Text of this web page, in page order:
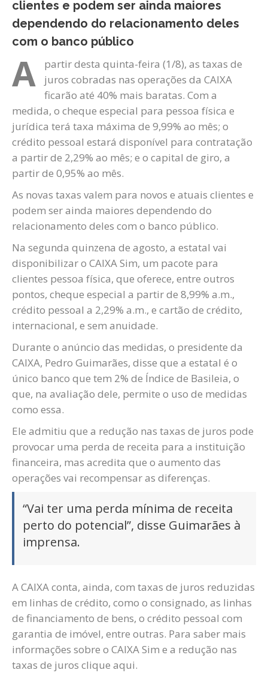
clientes e podem ser ainda maiores
dependendo do relacionamento deles
com o banco público
A
partir desta quinta-feira (1/8), as taxas de
juros cobradas nas operações da CAIXA
ficarão até 40% mais baratas. Com a
medida, o cheque especial para pessoa física e
jurídica terá taxa máxima de 9,99% ao mês; o
crédito pessoal estará disponível para contratação
a partir de 2,29% ao mês; e o capital de giro, a
partir de 0,95% ao mês.
As novas taxas valem para novos e atuais clientes e
podem ser ainda maiores dependendo do
relacionamento deles com o banco público.
Na segunda quinzena de agosto, a estatal vai
disponibilizar o CAIXA Sim, um pacote para
clientes pessoa física, que oferece, entre outros
pontos, cheque especial a partir de 8,99% a.m.,
crédito pessoal a 2,29% a.m., e cartão de crédito,
internacional, e sem anuidade.
Durante o anúncio das medidas, o presidente da
CAIXA, Pedro Guimarães, disse que a estatal é o
único banco que tem 2% de Índice de Basileia, o
que, na avaliação dele, permite o uso de medidas
como essa.
Ele admitiu que a redução nas taxas de juros pode
provocar uma perda de receita para a instituição
financeira, mas acredita que o aumento das
operações vai recompensar as diferenças.
“Vai ter uma perda mínima de receita
perto do potencial”, disse Guimarães à
imprensa.
A CAIXA conta, ainda, com taxas de juros reduzidas
em linhas de crédito, como o consignado, as linhas
de financiamento de bens, o crédito pessoal com
garantia de imóvel, entre outras. Para saber mais
informações sobre o CAIXA Sim e a redução nas
taxas de juros clique aqui.